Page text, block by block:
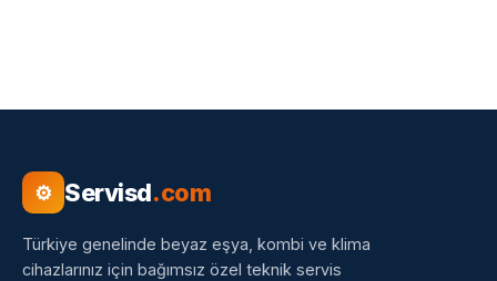
⚙ Servisd.com
Türkiye genelinde beyaz eşya, kombi ve klima
cihazlarınız için bağımsız özel teknik servis